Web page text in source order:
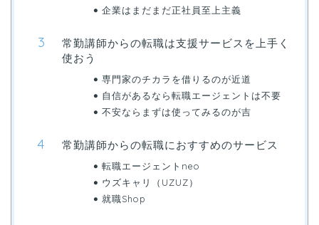
企業はまだまだ正社員至上主義
常勤講師からの転職は支援サービスを上手く
使おう
専門家のチカラを借りるのが近道
自信があるなら転職エージェントは不要
不安ならまずは使ってみるのが吉
常勤講師からの転職におすすめのサービス
転職エージェントneo
ウズキャリ（UZUZ）
就職Shop